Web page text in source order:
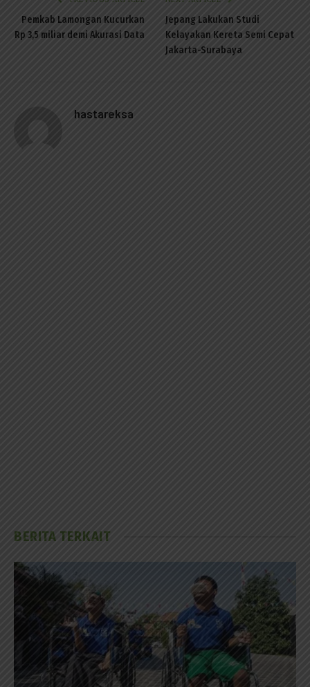
Pemkab Lamongan Kucurkan
Rp 3,5 miliar demi Akurasi Data
Jepang Lakukan Studi
Kelayakan Kereta Semi Cepat
Jakarta-Surabaya
hastareksa
BERITA TERKAIT